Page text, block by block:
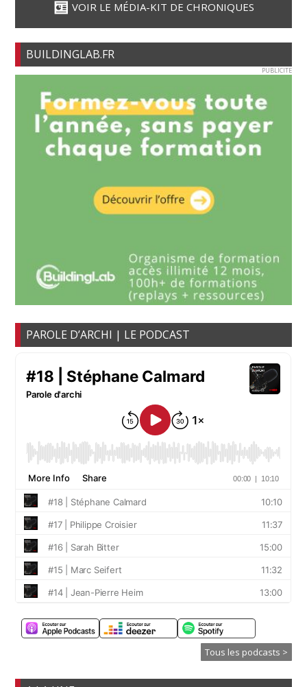
VOIR LE MÉDIA-KIT DE CHRONIQUES
BUILDINGLAB.FR
PUBLICITE
PAROLE D’ARCHI | LE PODCAST
Tous les podcasts >